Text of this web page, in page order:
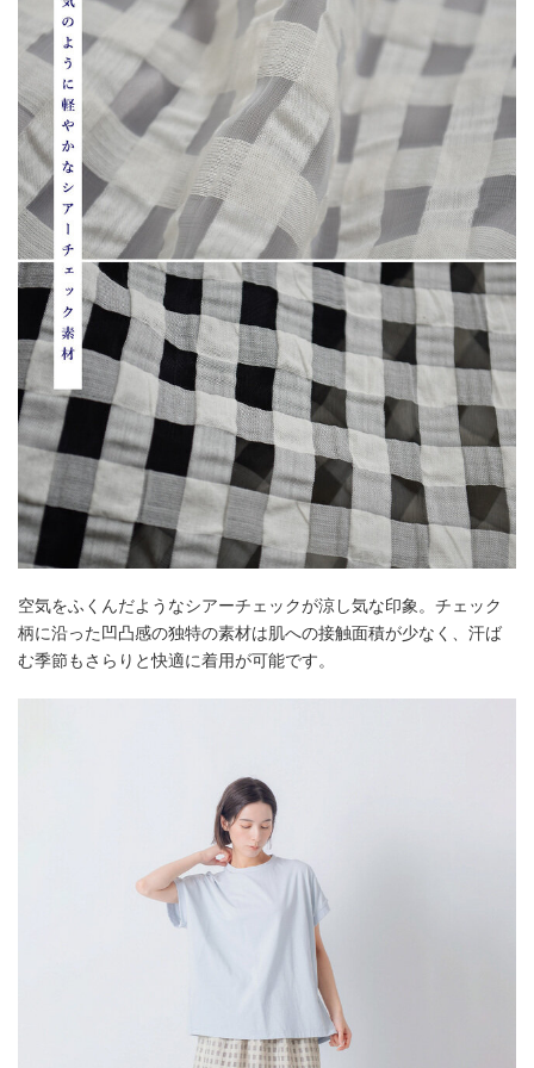
空気をふくんだようなシアーチェックが涼し気な印象。チェック
柄に沿った凹凸感の独特の素材は肌への接触面積が少なく、汗ば
む季節もさらりと快適に着用が可能です。